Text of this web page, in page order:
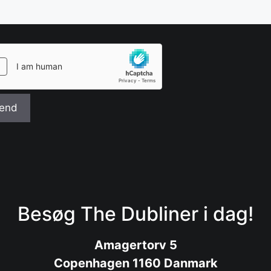
Besøg The Dubliner i dag!
Amagertorv 5
Copenhagen 1160 Danmark